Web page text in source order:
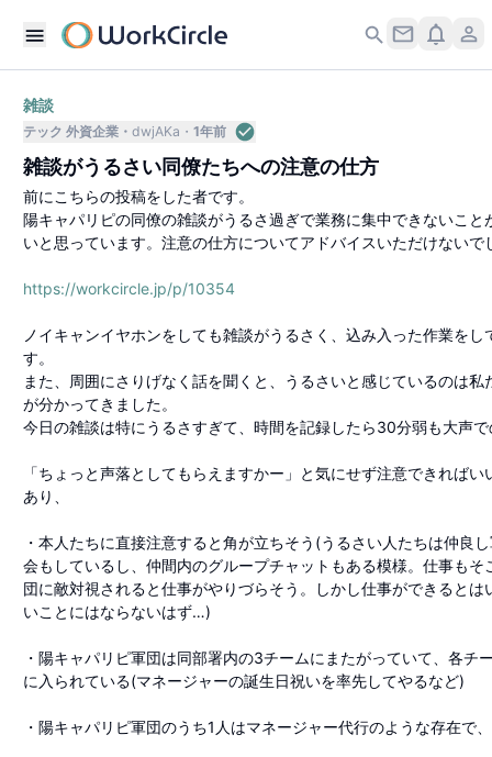
雑談
テック 外資企業 dwjAKa 1年前
雑談がうるさい同僚たちへの注意の仕方
前にこちらの投稿をした者です。
陽キャパリピの同僚の雑談がうるさ過ぎで業務に集中できないこと
いと思っています。注意の仕方についてアドバイスいただけないで
https://workcircle.jp/p/10354
ノイキャンイヤホンをしても雑談がうるさく、込み入った作業を
す。
また、周囲にさりげなく話を聞くと、うるさいと感じているのは
が分かってきました。
今日の雑談は特にうるさすぎて、時間を記録したら30分弱も大声
「ちょっと声落としてもらえますかー」と気にせず注意できれば
あり、
・本人たちに直接注意すると角が立ちそう(うるさい人たちは仲良
会もしているし、仲間内のグループチャットもある模様。仕事もそ
団に敵対視されると仕事がやりづらそう。しかし仕事ができるとは
いことにはならないはず…)
・陽キャパリピ軍団は同部署内の3チームにまたがっていて、各チ
に入られている(マネージャーの誕生日祝いを率先してやるなど)
・陽キャパリピ軍団のうち1人はマネージャー代行のような存在で